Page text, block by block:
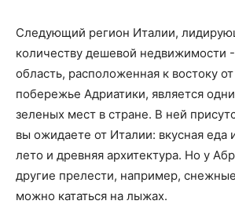
Следующий регион Италии,
количеству дешевой недвижимости
область, расположенная к востоку
побережье Адриатики, является
зеленых мест в стране. В ней
вы ожидаете от Италии: вкусная еда
лето и древняя архитектура. Но у
другие прелести, например,
можно кататься на лыжах.